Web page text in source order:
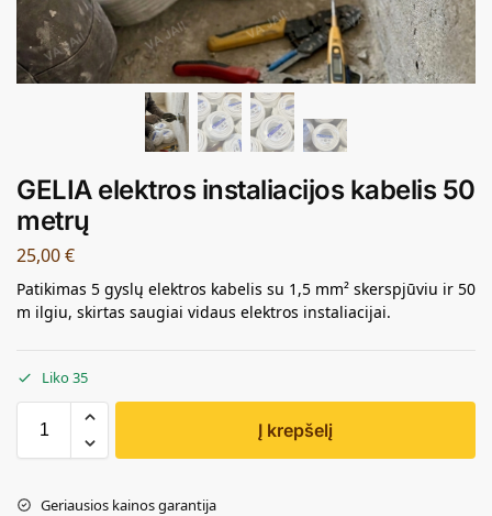
GELIA elektros instaliacijos kabelis 50
metrų
25,00€
Patikimas 5 gyslų elektros kabelis su 1,5 mm² skerspjūviu ir 50
m ilgiu, skirtas saugiai vidaus elektros instaliacijai.
Liko 35
Į krepšelį
Geriausios kainos garantija